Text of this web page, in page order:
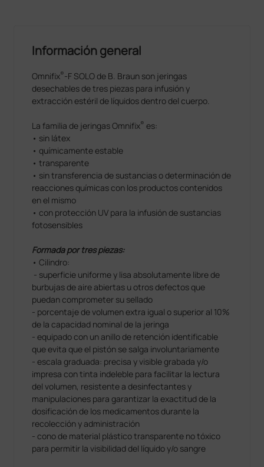
Información general
Omnifix®-F SOLO de B. Braun son jeringas
desechables de tres piezas para infusión y
extracción estéril de líquidos dentro del cuerpo.
La familia de jeringas Omnifix® es:
• sin látex
• químicamente estable
• transparente
• sin transferencia de sustancias o determinación de
reacciones químicas con los productos contenidos
en el mismo
• con protección UV para la infusión de sustancias
fotosensibles
Formada por tres piezas:
• Cilindro:
- superficie uniforme y lisa absolutamente libre de
burbujas de aire abiertas u otros defectos que
puedan comprometer su sellado
- porcentaje de volumen extra igual o superior al 10%
de la capacidad nominal de la jeringa
- equipado con un anillo de retención identificable
que evita que el pistón se salga involuntariamente
- escala graduada: precisa y visible grabada y/o
impresa con tinta indeleble para facilitar la lectura
del volumen, resistente a desinfectantes y
manipulaciones para garantizar la exactitud de la
dosificación de los medicamentos durante la
recolección y administración
- cono de material plástico transparente no tóxico
para permitir la visibilidad del líquido y/o sangre